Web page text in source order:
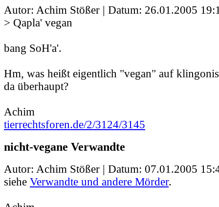
Autor: Achim Stößer | Datum: 26.01.2005
> Qapla' vegan
bang SoH'a'.
Hm, was heißt eigentlich "vegan" auf
da überhaupt?
Achim
tierrechtsforen.de/2/3124/3145
nicht-vegane Verwandte
Autor: Achim Stößer | Datum: 07.01.2005
siehe Verwandte und andere Mörder.